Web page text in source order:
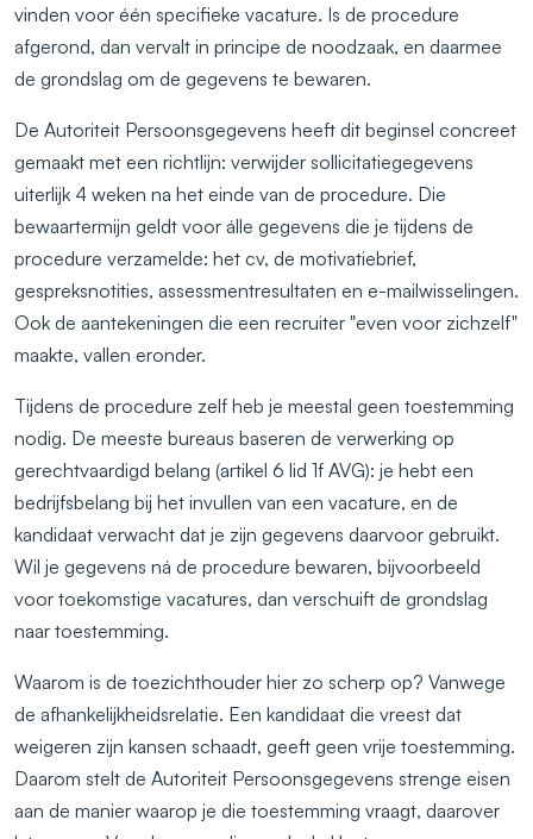
vinden voor één specifieke vacature. Is de procedure
afgerond, dan vervalt in principe de noodzaak, en daarmee
de grondslag om de gegevens te bewaren.
De Autoriteit Persoonsgegevens heeft dit beginsel concreet
gemaakt met een richtlijn: verwijder sollicitatiegegevens
uiterlijk 4 weken na het einde van de procedure. Die
bewaartermijn geldt voor álle gegevens die je tijdens de
procedure verzamelde: het cv, de motivatiebrief,
gespreksnotities, assessmentresultaten en e-mailwisselingen.
Ook de aantekeningen die een recruiter "even voor zichzelf"
maakte, vallen eronder.
Tijdens de procedure zelf heb je meestal geen toestemming
nodig. De meeste bureaus baseren de verwerking op
gerechtvaardigd belang (artikel 6 lid 1f AVG): je hebt een
bedrijfsbelang bij het invullen van een vacature, en de
kandidaat verwacht dat je zijn gegevens daarvoor gebruikt.
Wil je gegevens ná de procedure bewaren, bijvoorbeeld
voor toekomstige vacatures, dan verschuift de grondslag
naar toestemming.
Waarom is de toezichthouder hier zo scherp op? Vanwege
de afhankelijkheidsrelatie. Een kandidaat die vreest dat
weigeren zijn kansen schaadt, geeft geen vrije toestemming.
Daarom stelt de Autoriteit Persoonsgegevens strenge eisen
aan de manier waarop je die toestemming vraagt, daarover